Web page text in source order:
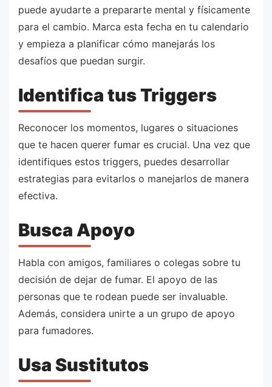
puede ayudarte a prepararte mental y físicamente
para el cambio. Marca esta fecha en tu calendario
y empieza a planificar cómo manejarás los
desafíos que puedan surgir.
Identifica tus Triggers
Reconocer los momentos, lugares o situaciones
que te hacen querer fumar es crucial. Una vez que
identifiques estos triggers, puedes desarrollar
estrategias para evitarlos o manejarlos de manera
efectiva.
Busca Apoyo
Habla con amigos, familiares o colegas sobre tu
decisión de dejar de fumar. El apoyo de las
personas que te rodean puede ser invaluable.
Además, considera unirte a un grupo de apoyo
para fumadores.
Usa Sustitutos